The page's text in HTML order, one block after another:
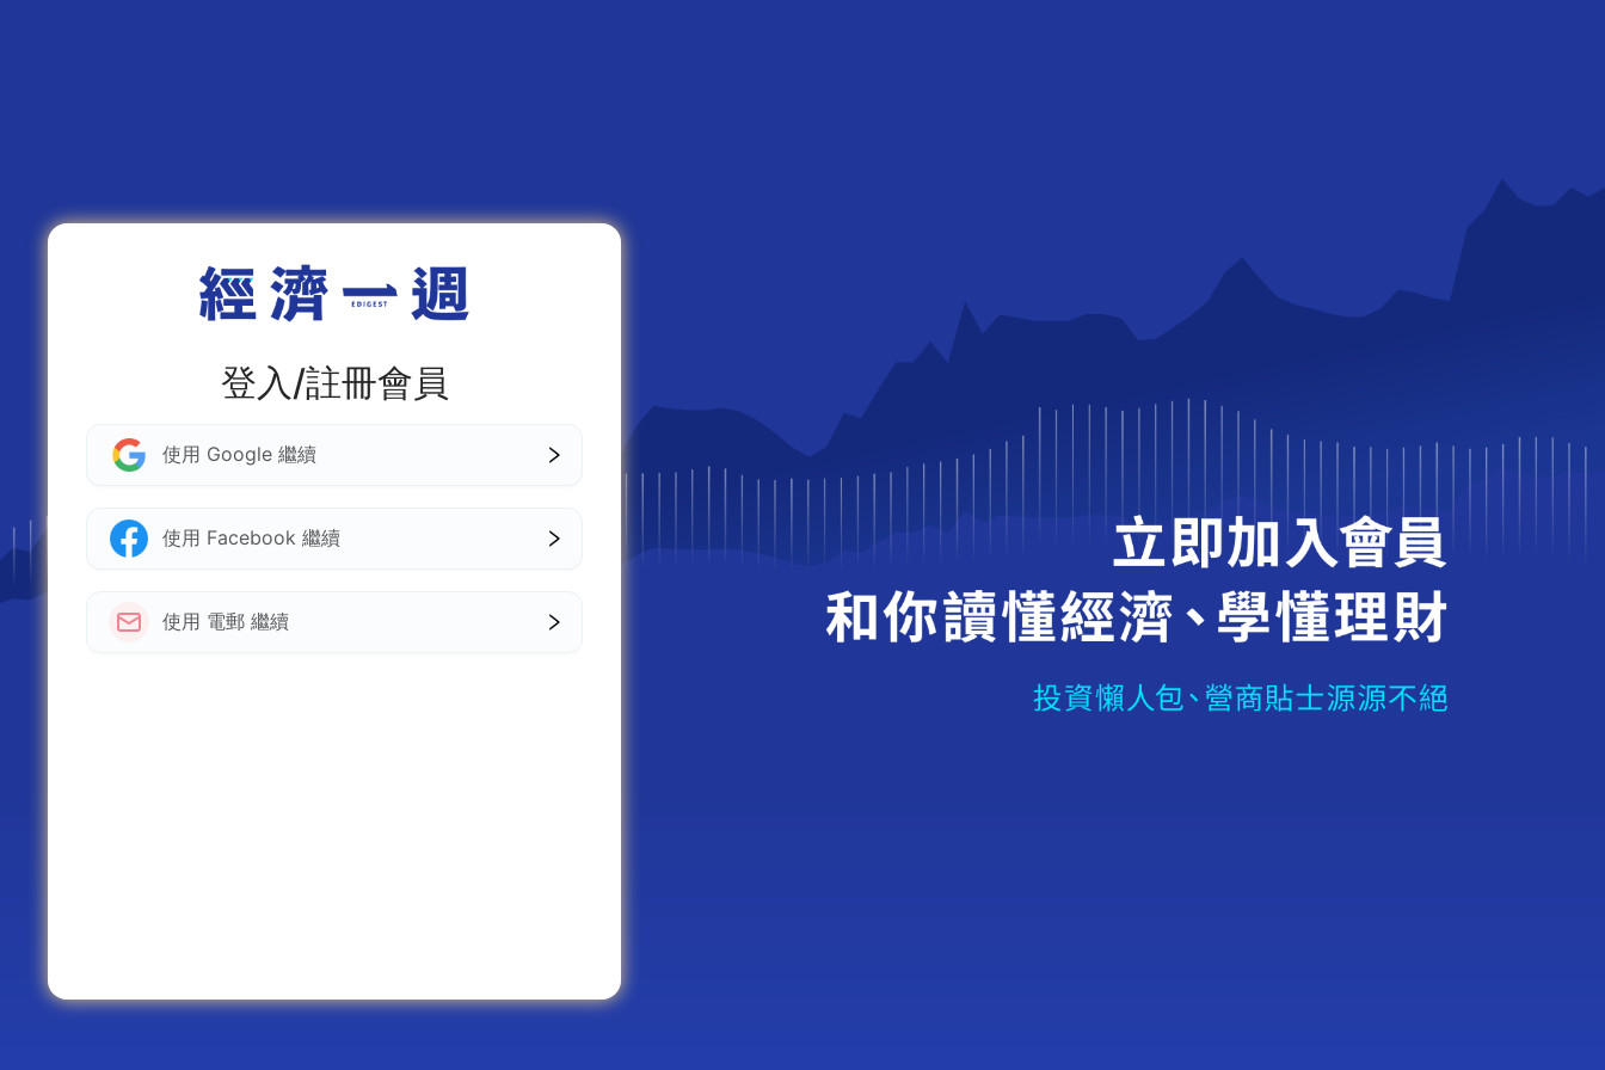
登入/註冊會員
使用 Google 繼續
使用 Facebook 繼續
使用 電郵 繼續